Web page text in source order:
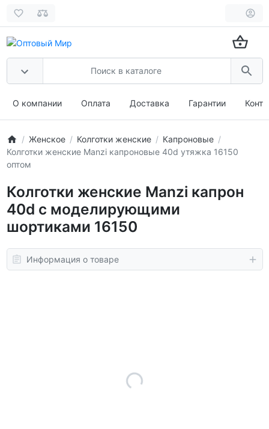
О компании Оплата Доставка Гарантии
Женское Колготки женские
Капроновые
Колготки женские Manzi капроновые 40d утяжка 16150
оптом
Колготки женские Manzi капрон
40d с моделирующими
шортиками 16150
Информация о товаре